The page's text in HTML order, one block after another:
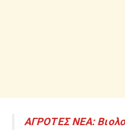
ΑΓΡΟΤΕΣ ΝΕΑ: